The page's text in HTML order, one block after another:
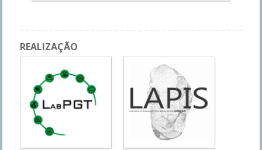
REALIZAÇÃO